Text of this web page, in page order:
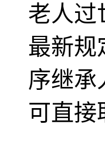
老人过
最新规
序继承
可直接